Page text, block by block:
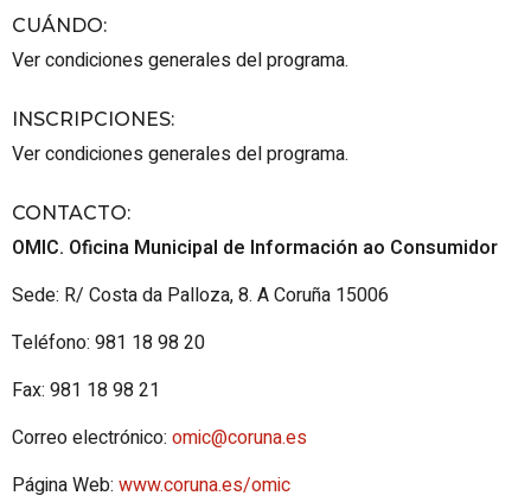
CUÁNDO:
Ver condiciones generales del programa.
INSCRIPCIONES:
Ver condiciones generales del programa.
CONTACTO:
OMIC. Oficina Municipal de Información ao Consumidor
Sede: R/ Costa da Palloza, 8. A Coruña 15006
Teléfono: 981 18 98 20
Fax: 981 18 98 21
Correo electrónico: omic@coruna.es
Página Web: www.coruna.es/omic